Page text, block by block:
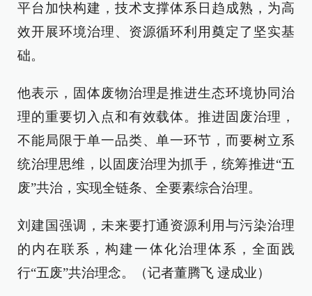
平台加快构建，技术支撑体系日趋成熟，为高
效开展环境治理、资源循环利用奠定了坚实基
础。
他表示，固体废物治理是推进生态环境协同治
理的重要切入点和有效载体。推进固废治理，
不能局限于单一品类、单一环节，而要树立系
统治理思维，以固废治理为抓手，统筹推进“五
废”共治，实现全链条、全要素综合治理。
刘建国强调，未来要打通资源利用与污染治理
的内在联系，构建一体化治理体系，全面践
行“五废”共治理念。（记者董腾飞 逯成业）